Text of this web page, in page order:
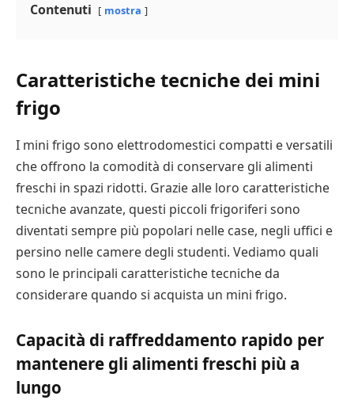
Contenuti mostra
Caratteristiche tecniche dei mini
frigo
I mini frigo sono elettrodomestici compatti e versatili
che offrono la comodità di conservare gli alimenti
freschi in spazi ridotti. Grazie alle loro caratteristiche
tecniche avanzate, questi piccoli frigoriferi sono
diventati sempre più popolari nelle case, negli uffici e
persino nelle camere degli studenti. Vediamo quali
sono le principali caratteristiche tecniche da
considerare quando si acquista un mini frigo.
Capacità di raffreddamento rapido per
mantenere gli alimenti freschi più a
lungo